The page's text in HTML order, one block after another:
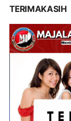
TERIMAKASIH